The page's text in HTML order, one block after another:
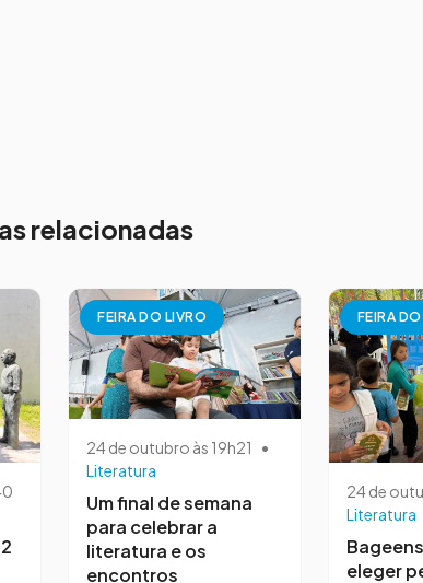
relacionadas
FEIRA DO LIVRO
24 de outubro às 19h21
•
Literatura
Um final de semana
para celebrar a
literatura e os
encontros
FEIRA
24 de
Literatura
eleger